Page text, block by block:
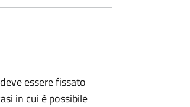
essere fissato
in cui è possibile